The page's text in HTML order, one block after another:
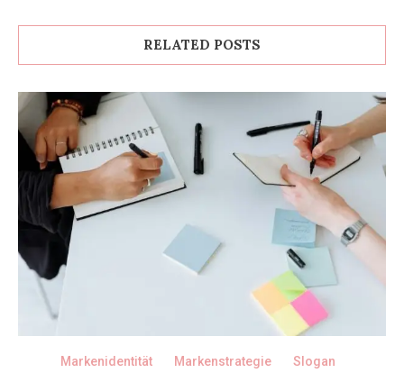
RELATED POSTS
Markenidentität Markenstrategie Slogan